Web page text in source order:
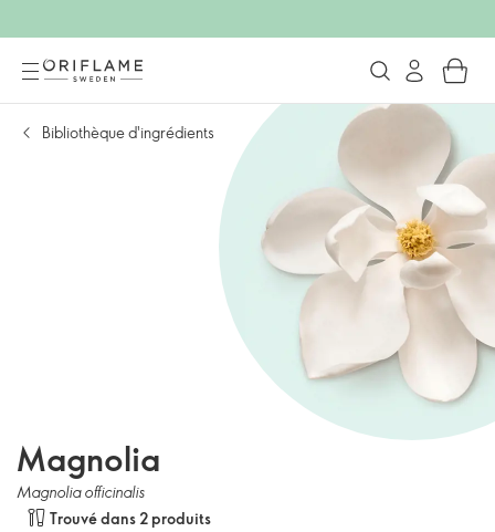
Bibliothèque d'ingrédients
Magnolia
Magnolia officinalis
Trouvé dans 2 produits